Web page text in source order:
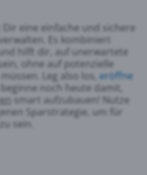
Dir eine einfache und sichere
Es kombiniert
hilft dir, auf unerwartete
ohne auf potenzielle
Leg also los, eröffne
noch heute damit,
smart aufzubauen! Nutze
Sparstrategie, um für
sein.